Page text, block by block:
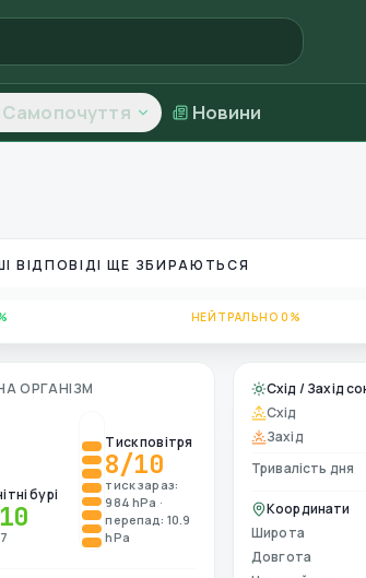
Самопочуття Новини
ВІДПОВІДІ ЩЕ ЗБИРАЮТЬСЯ
НЕЙТРАЛЬНО 0%
ОРГАНІЗМ
бурі
Тиск повітря
8/10
тиск зараз:
984 hPa ·
перепад: 10.9
hPa
Схід / Захід
Схід
Захід
Тривалість дня
Координати
Широта
Довгота